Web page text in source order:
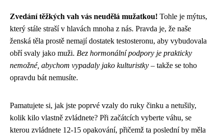
Zvedání těžkých vah vás neudělá mužatkou! Tohle je mýtus,
který stále straší v hlavách mnoha z nás. Pravda je, že naše
ženská těla prostě nemají dostatek testosteronu, aby vybudovala
obří svaly jako muži. Bez hormonální podpory je prakticky
nemožné, abychom vypadaly jako kulturistky – takže se toho
opravdu bát nemusíte.
Pamatujete si, jak jste poprvé vzaly do ruky činku a netušily,
kolik kilo vlastně zvládnete? Při začátcích vyberte váhu, se
kterou zvládnete 12-15 opakování, přičemž ta poslední by měla